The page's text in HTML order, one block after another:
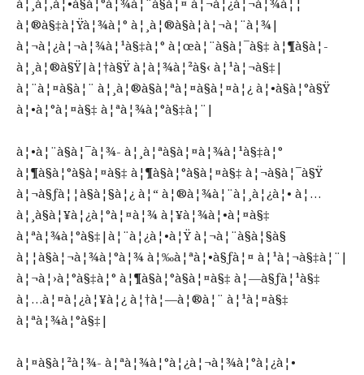
à¦¸à¦‚à¦•à§à¦°à¦¾à¦¨à§à¦¤ à¦¬à¦¿à¦¬à¦¾à¦¦
à¦®à§‡à¦Ÿà¦¾à¦° à¦¸à¦®à§à¦­à¦¬à¦¨à¦¾|
à¦¬à¦¿à¦¬à¦¾à¦¹à§‡à¦° à¦œà¦¨à§à¦¯à§‡ à¦¶à§à¦­
à¦¸à¦®à§Ÿ|à¦†à§Ÿ à¦­à¦¾à¦²à§‹ à¦¹à¦¬à§‡|
à¦¨à¦¤à§à¦¨ à¦¸à¦®à§à¦ªà¦¤à§à¦¤à¦¿ à¦•à§à¦°à§Ÿ
à¦•à¦°à¦¤à§‡ à¦ªà¦¾à¦°à§‡à¦¨|
à¦•à¦¨à§à¦¯à¦¾- à¦¸à¦ªà§à¦¤à¦¾à¦¹à§‡à¦°
à¦¶à§à¦°à§à¦¤à§‡ à¦¶à§à¦°à§à¦¤à§‡ à¦¬à§à¦¯à§Ÿ
à¦¬à§ƒà¦¦à§à¦§à¦¿ à¦“ à¦®à¦¾à¦¨à¦¸à¦¿à¦• à¦…
à¦¸à§à¦¥à¦¿à¦°à¦¤à¦¾ à¦¥à¦¾à¦•à¦¤à§‡
à¦ªà¦¾à¦°à§‡|à¦¨à¦¿à¦•à¦Ÿ à¦¬à¦¨à§à¦§à§
à¦¦à§à¦¬à¦¾à¦°à¦¾ à¦‰à¦ªà¦•à§ƒà¦¤ à¦¹à¦¬à§‡à¦¨|
à¦¬à¦›à¦°à§‡à¦° à¦¶à§à¦°à§à¦¤à§‡ à¦—à§ƒà¦¹à§‡
à¦…à¦¤à¦¿à¦¥à¦¿ à¦†à¦—à¦®à¦¨ à¦¹à¦¤à§‡
à¦ªà¦¾à¦°à§‡|
à¦¤à§à¦²à¦¾- à¦ªà¦¾à¦°à¦¿à¦¬à¦¾à¦°à¦¿à¦•